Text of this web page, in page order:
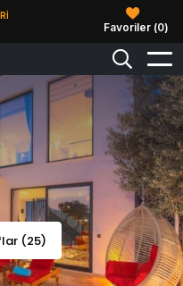
Favoriler (0)
(25)